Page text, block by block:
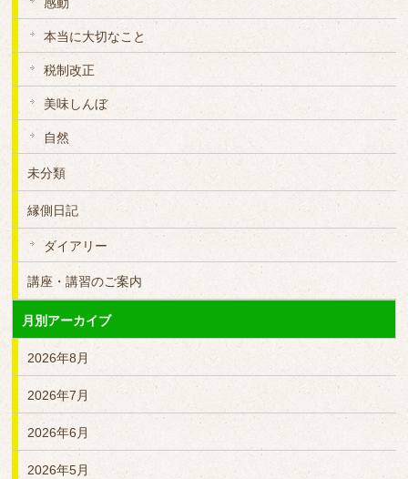
本当に大切なこと
税制改正
美味しんぼ
自然
未分類
縁側日記
ダイアリー
講座・講習のご案内
月別アーカイブ
2026年8月
2026年7月
2026年6月
2026年5月